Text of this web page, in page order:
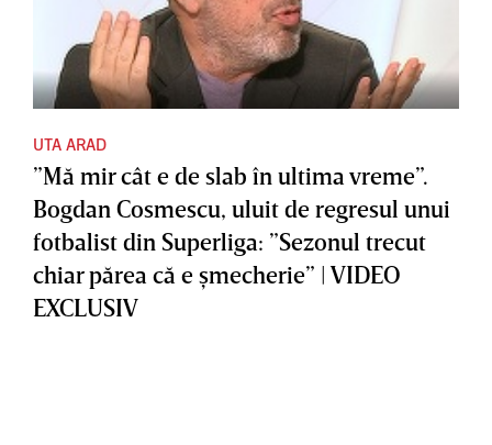
UTA ARAD
”Mă mir cât e de slab în ultima vreme”.
Bogdan Cosmescu, uluit de regresul unui
fotbalist din Superliga: ”Sezonul trecut
chiar părea că e şmecherie” | VIDEO
EXCLUSIV